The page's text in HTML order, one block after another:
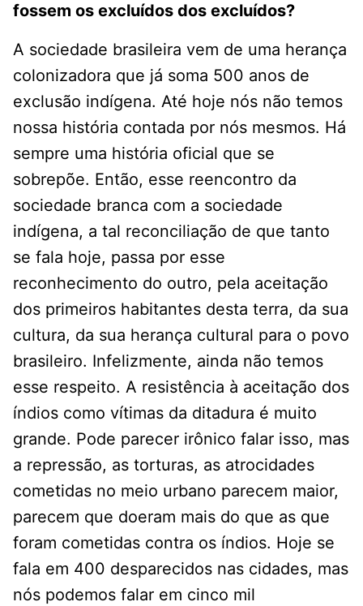
fossem os excluídos dos excluídos?
A sociedade brasileira vem de uma herança
colonizadora que já soma 500 anos de
exclusão indígena. Até hoje nós não temos
nossa história contada por nós mesmos. Há
sempre uma história oficial que se
sobrepõe. Então, esse reencontro da
sociedade branca com a sociedade
indígena, a tal reconciliação de que tanto
se fala hoje, passa por esse
reconhecimento do outro, pela aceitação
dos primeiros habitantes desta terra, da sua
cultura, da sua herança cultural para o povo
brasileiro. Infelizmente, ainda não temos
esse respeito. A resistência à aceitação dos
índios como vítimas da ditadura é muito
grande. Pode parecer irônico falar isso, mas
a repressão, as torturas, as atrocidades
cometidas no meio urbano parecem maior,
parecem que doeram mais do que as que
foram cometidas contra os índios. Hoje se
fala em 400 desparecidos nas cidades, mas
nós podemos falar em cinco mil